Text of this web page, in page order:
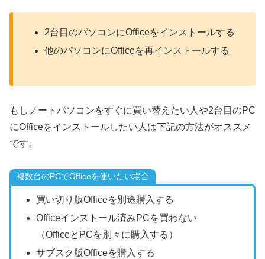
2台目のパソコンにOfficeをインストールする
他のパソコンにOfficeを再インストールする
もしノートパソコンをすぐに買い替えたい人や2台目のPC
にOfficeをインストールしたい人は下記の方法がオススメ
です。
複数台のPCでOfficeを使いたい場合
買い切り版Officeを別途購入する
Officeインストール済みPCを買わない
（OfficeとPCを別々に購入する）
サブスク版Officeを購入する